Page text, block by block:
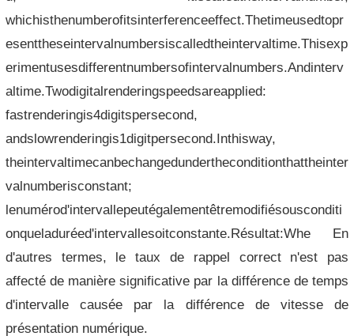
whichisthenumberofitsinterferenceeffect.Thetimeusedtopr
esenttheseintervalnumbersiscalledtheintervaltime.Thisexp
erimentusesdifferentnumbersofintervalnumbers.Andinterv
altime.Twodigitalrenderingspeedsareapplied:
fastrenderingis4digitspersecond,
andslowrenderingis1digitpersecond.Inthisway,
theintervaltimecanbechangedundertheconditionthattheinter
valnumberisconstant;
lenumérod'intervallepeutégalementêtremodifiésousconditi
onqueladuréed'intervallesoitconstante.Résultat:Whe En
d'autres termes, le taux de rappel correct n'est pas
affecté de manière significative par la différence de temps
d'intervalle causée par la différence de vitesse de
présentation numérique.